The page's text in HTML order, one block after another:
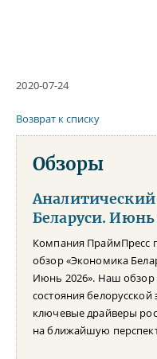
2020-07-24
Возврат к списку
Обзоры
Беларуси. Июнь
Компания ПраймПресс
обзор «Экономика
Июнь 2026». Наш обзор
состояния
ключевые драйверы
на ближайшую